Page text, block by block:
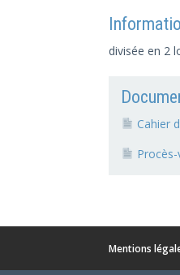
divisée en 2
Cahier
Mentions